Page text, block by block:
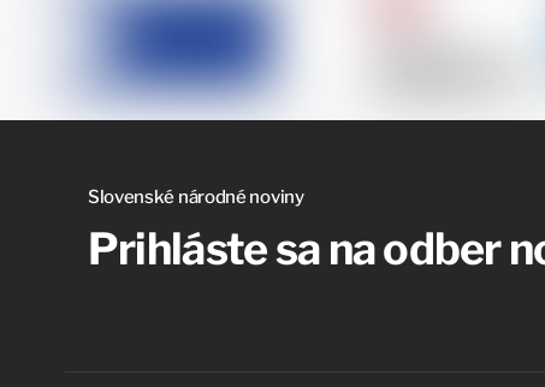
Slovenské národné noviny
Prihláste sa na odber